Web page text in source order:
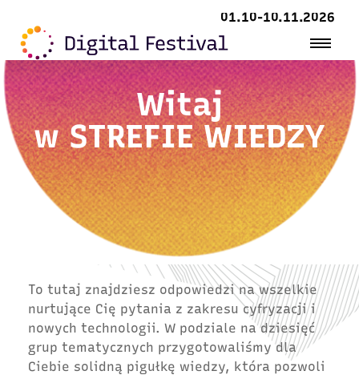
01.10-10.11.2026
Witaj
wSTREFIE WIEDZY
To tutaj znajdziesz odpowiedzi na wszelkie
nurtujące Cię pytania z zakresu cyfryzacji i
nowych technologii. W podziale na dziesięć
grup tematycznych przygotowaliśmy dla
Ciebie solidną pigułkę wiedzy, która pozwoli